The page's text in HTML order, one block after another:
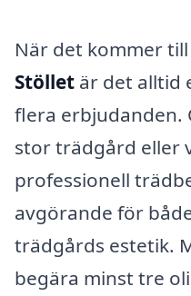
När det kommer till
Stöllet är det alltid
flera erbjudanden.
stor trädgård eller
professionell
avgörande för
trädgårds estetik.
begära minst tre